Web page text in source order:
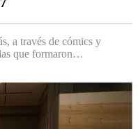
a través de cómics y
que formaron…